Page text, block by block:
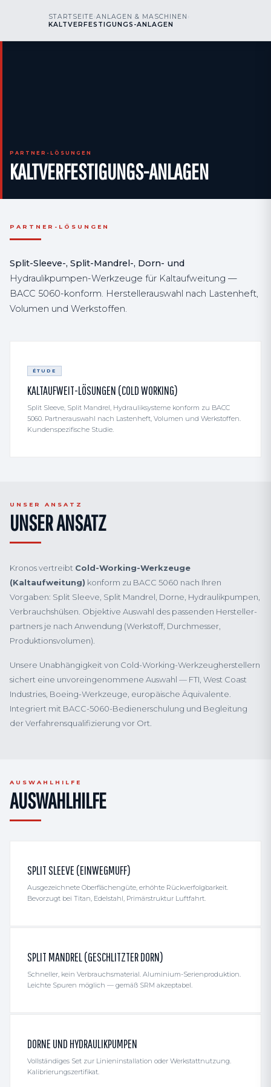
nos
engineering
RUFEN SIE UNS AN AOG 24/7
PARTNER-LÖSUNGEN
KALTVERFESTIGUNGS-ANLAGEN
STARTSEITE ANLAGEN & MASCHINEN
KALTVERFESTIGUNGS-ANLAGEN
PARTNER-LÖSUNGEN
Split-Sleeve-, Split-Mandrel-, Dorn- und
Hydraulikpumpen-Werkzeuge für Kaltaufweitung —
BACC 5060-konform. Herstellerauswahl nach Lastenheft,
Volumen und Werkstoffen.
ÉTUDE
KALTAUFWEIT-LÖSUNGEN (COLD WORKING)
Split Sleeve, Split Mandrel, Hydrauliksysteme konform zu BACC
5060. Partnerauswahl nach Lastenheft, Volumen und Werkstoffen.
Kundenspezifische Studie.
UNSER ANSATZ
UNSER ANSATZ
Kronos vertreibt Cold-Working-Werkzeuge
(Kaltaufweitung) konform zu BACC 5060 nach Ihren
Vorgaben: Split Sleeve, Split Mandrel, Dorne, Hydraulik­pumpen,
Verbrauchs­hülsen. Objektive Auswahl des passenden Hersteller­
partners je nach Anwendung (Werkstoff, Durchmesser,
Produktionsvolumen).
Unsere Unabhängigkeit von Cold-Working-Werkzeug­herstellern
sichert eine unvoreingenommene Auswahl — FTI, West Coast
Industries, Boeing-Werkzeuge, europäische Äquivalente.
Integriert mit BACC-5060-Bedienerschulung und Begleitung
der Verfahrens­qualifizierung vor Ort.
AUSWAHLHILFE
AUSWAHLHILFE
SPLIT SLEEVE (EINWEGMUFF)
Ausgezeichnete Oberflächen­güte, erhöhte Rückverfolgbarkeit.
Bevorzugt bei Titan, Edelstahl, Primärstruktur Luftfahrt.
SPLIT MANDREL (GESCHLITZTER DORN)
Schneller, kein Verbrauchs­material. Aluminium-Serienproduktion.
Leichte Spuren möglich — gemäß SRM akzeptabel.
DORNE UND HYDRAULIK­PUMPEN
Vollständiges Set zur Linieninstallation oder Werkstatt­nutzung.
Kalibrierungs­zertifikat.